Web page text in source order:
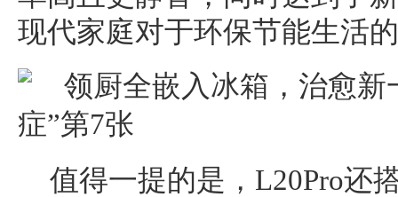
现代家庭对于环保节能生活
值得一提的是，L20Pro还